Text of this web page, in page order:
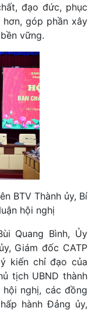
đạo đức, phục
góp phần xây
vững.
BTV Thành ủy, Bí
hội nghị
Quang Bình, Ủy
Giám đốc CATP
kiến chỉ đạo của
tịch UBND thành
nghị, các đồng
hành Đảng ủy,